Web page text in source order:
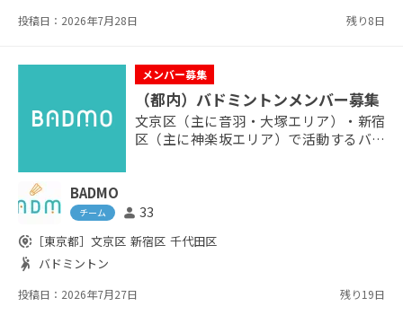
方でお願いします。 ✩ホームぺージ、イ
投稿日：2026年7月28日 残り8日
メンバー募集
（都内）バドミントンメンバー募集
文京区（主に音羽・大塚エリア）・新宿
区（主に神楽坂エリア）で活動するバド
21:30 7月28日（火）18:30-21:30 【8月の
18日（火）18:30-21:30 8月24日（月）18:
BADMO
チーム person 33
share_location ［東京都］ 文京区 新宿区 千代田区
sports_handball バドミントン
投稿日：2026年7月27日 残り19日